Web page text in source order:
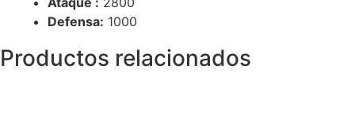
Defensa: 1000
Productos relacionados